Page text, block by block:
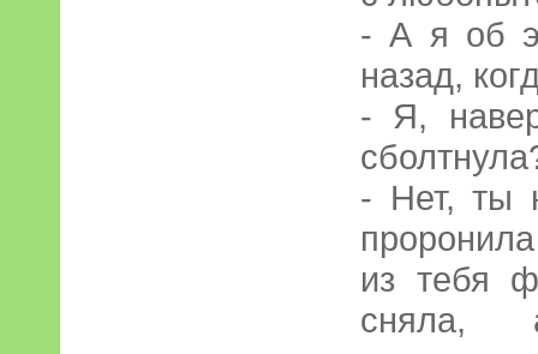
- А я об
назад,
- Я,
- Нет, ты
из тебя
сняла,